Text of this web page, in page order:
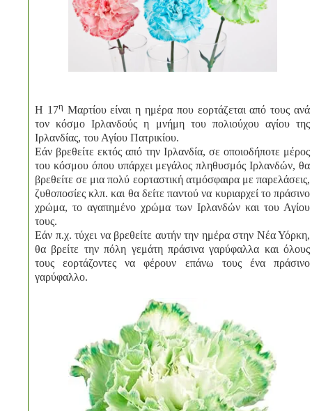
Η 17η Μαρτίου είναι η ημέρα που εορτάζεται από τους ανά
τον κόσμο Ιρλανδούς η μνήμη του πολιούχου αγίου της
Ιρλανδίας, του Αγίου Πατρικίου.
Εάν βρεθείτε εκτός από την Ιρλανδία, σε οποιοδήποτε μέρος
του κόσμου όπου υπάρχει μεγάλος πληθυσμός Ιρλανδών, θα
βρεθείτε σε μια πολύ εορταστική ατμόσφαιρα με παρελάσεις,
ζυθοποσίες κλπ. και θα δείτε παντού να κυριαρχεί το πράσινο
χρώμα, το αγαπημένο χρώμα των Ιρλανδών και του Αγίου
τους.
Εάν π.χ. τύχει να βρεθείτε αυτήν την ημέρα στην Νέα Υόρκη,
θα βρείτε την πόλη γεμάτη πράσινα γαρύφαλλα και όλους
τους εορτάζοντες να φέρουν επάνω τους ένα πράσινο
γαρύφαλλο.